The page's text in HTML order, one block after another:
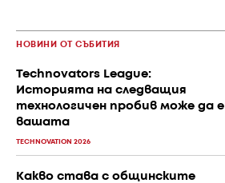
НОВИНИ ОТ СЪБИТИЯ
Technovators League:
Историята на следващия
технологичен пробив може да е
вашата
TECHNOVATION 2026
Какво става с общинските